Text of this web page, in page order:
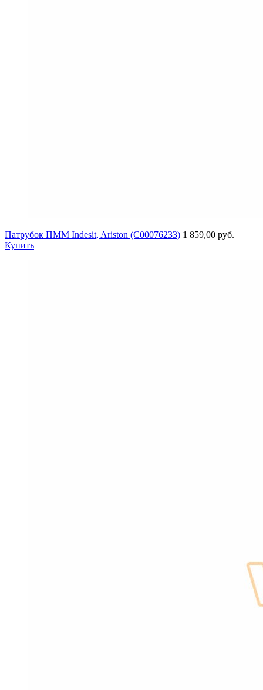
Патрубок ПММ Indesit, Ariston (C00076233) 1 859,00 руб.
Купить